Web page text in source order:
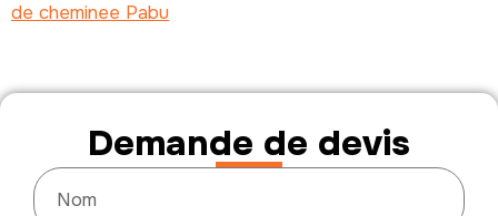
de cheminee Pabu
Demande de devis